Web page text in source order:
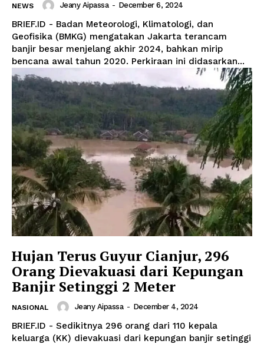
NEWS Jeany Aipassa - December 6, 2024
BRIEF.ID - Badan Meteorologi, Klimatologi, dan
Geofisika (BMKG) mengatakan Jakarta terancam
banjir besar menjelang akhir 2024, bahkan mirip
bencana awal tahun 2020. Perkiraan ini didasarkan...
Hujan Terus Guyur Cianjur, 296
Orang Dievakuasi dari Kepungan
Banjir Setinggi 2 Meter
NASIONAL Jeany Aipassa - December 4, 2024
BRIEF.ID - Sedikitnya 296 orang dari 110 kepala
keluarga (KK) dievakuasi dari kepungan banjir setinggi